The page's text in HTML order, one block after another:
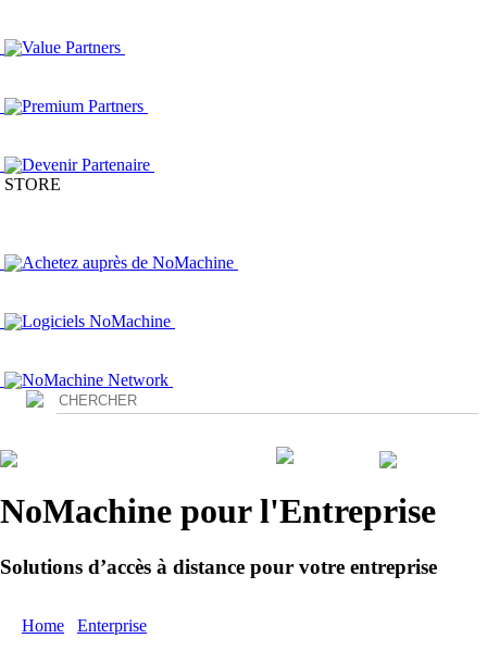
Value Partners
Premium Partners
Devenir Partenaire
STORE
Achetez auprès de NoMachine
Logiciels NoMachine
NoMachine Network
NoMachine pour l'Entreprise
Solutions d’accès à distance pour votre entreprise
Home Enterprise